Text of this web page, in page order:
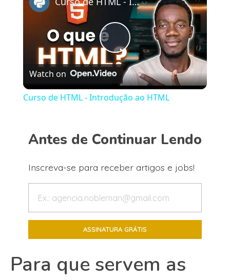
Play
Video
Watch on
Curso de HTML - Introdução ao HTML
Antes de Continuar Lendo
Inscreva-se para receber artigos e jobs!
Para que servem as